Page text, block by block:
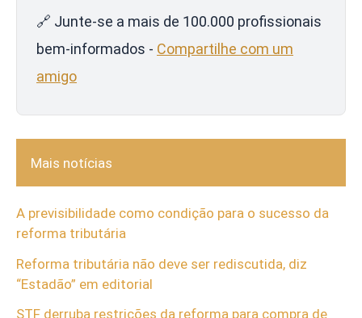
🔗 Junte-se a mais de 100.000 profissionais
bem-informados - Compartilhe com um
amigo
Mais notícias
A previsibilidade como condição para o sucesso da
reforma tributária
Reforma tributária não deve ser rediscutida, diz
“Estadão” em editorial
STF derruba restrições da reforma para compra de